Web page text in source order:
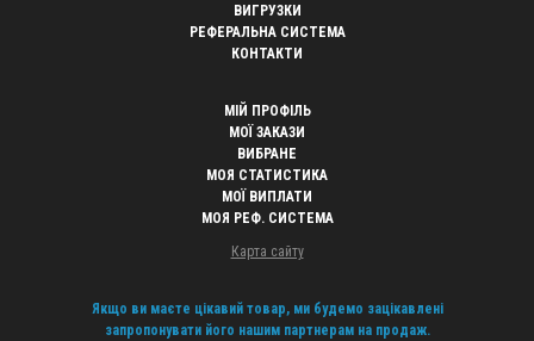
ВИГРУЗКИ
РЕФЕРАЛЬНА СИСТЕМА
КОНТАКТИ
МІЙ ПРОФІЛЬ
МОЇ ЗАКАЗИ
ВИБРАНЕ
МОЯ СТАТИСТИКА
МОЇ ВИПЛАТИ
МОЯ РЕФ. СИСТЕМА
Карта сайту
Якщо ви маєте цікавий товар, ми будемо зацікавлені
запропонувати його нашим партнерам на продаж.